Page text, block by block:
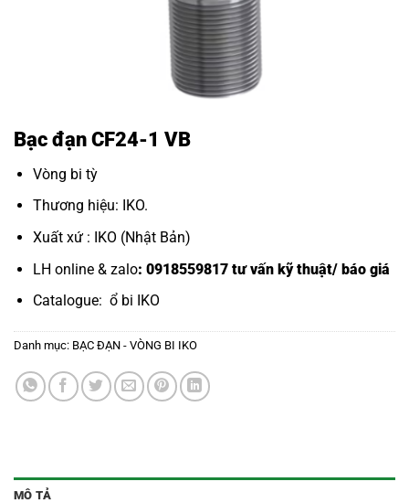
Bạc đạn CF24-1 VB
Vòng bi tỳ
Thương hiệu: IKO.
Xuất xứ : IKO (Nhật Bản)
LH online & zalo: 0918559817 tư vấn kỹ thuật/ báo giá
Catalogue: ổ bi IKO
Danh mục: BẠC ĐẠN - VÒNG BI IKO
MÔ TẢ